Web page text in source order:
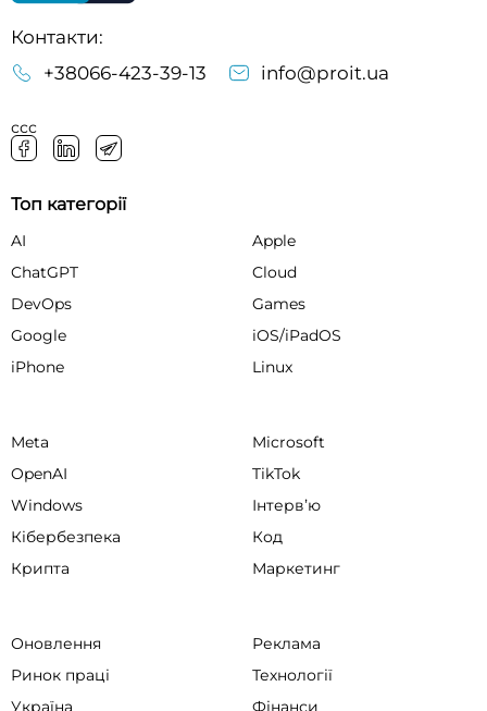
Контакти:
+38066-423-39-13
info@proit.ua
ссс
Топ категорії
AI
Apple
ChatGPT
Cloud
DevOps
Games
Google
iOS/iPadOS
iPhone
Linux
Meta
Microsoft
OpenAI
TikTok
Windows
Інтервʼю
Кібербезпека
Код
Крипта
Маркетинг
Оновлення
Реклама
Ринок праці
Технології
Україна
Фінанси